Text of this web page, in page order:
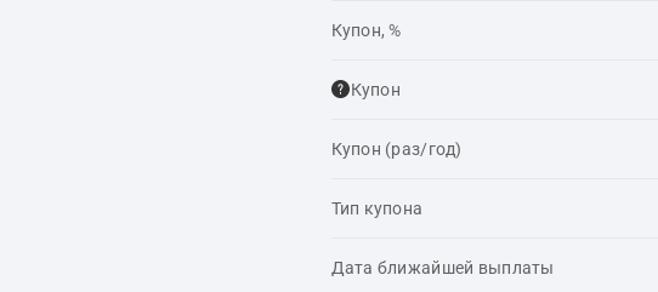
Купон, %
Купон
Купон (раз/год)
Тип купона
Дата ближайшей выплаты